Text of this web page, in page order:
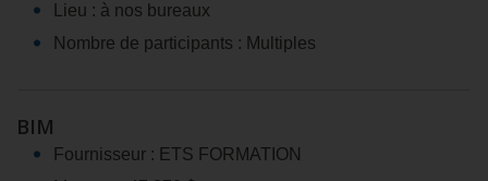
Lieu : à nos bureaux
Nombre de participants : Multiples
BIM
Fournisseur : ETS FORMATION